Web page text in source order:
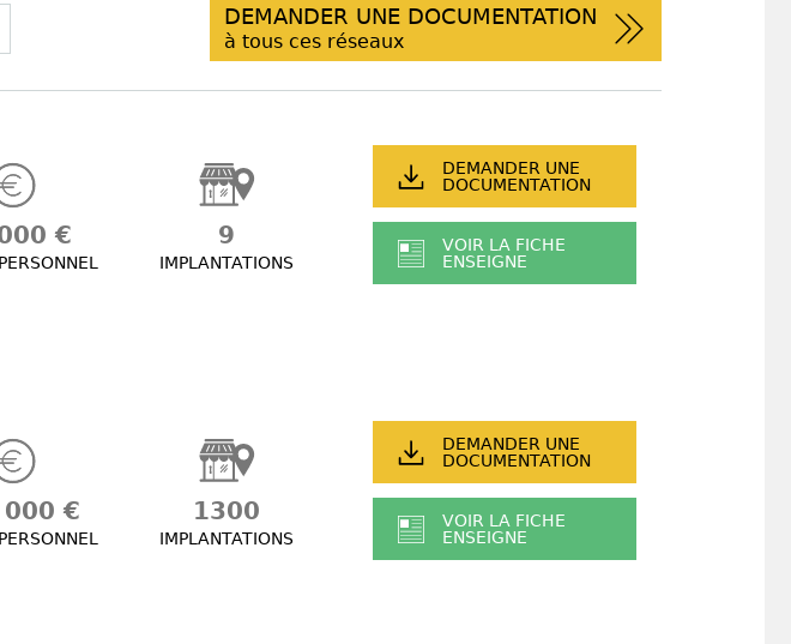
DEMANDER UNE DOCUMENTATION
à tous ces réseaux
€ 9
IMPLANTATIONS
DEMANDER UNE
DOCUMENTATION
VOIR LA FICHE
ENSEIGNE
€ 1300
IMPLANTATIONS
DEMANDER UNE
DOCUMENTATION
VOIR LA FICHE
ENSEIGNE